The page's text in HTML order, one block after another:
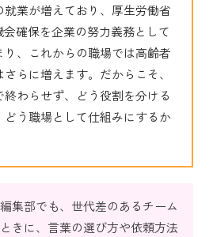
就業が増えており、厚生労働省
会確保を企業の努力義務として
、これからの職場では高齢者
らに増えます。だからこそ、
終わらせず、どう役割を分ける
う職場として仕組みにするか
集部でも、世代差のあるチーム
きに、言葉の選び方や依頼方法